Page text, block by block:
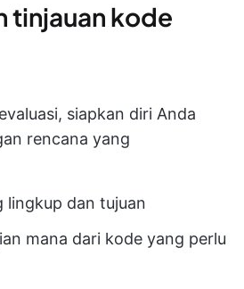
tinjauan kode
siapkan diri Anda
rencana yang
lingkup dan tujuan
mana dari kode yang perlu